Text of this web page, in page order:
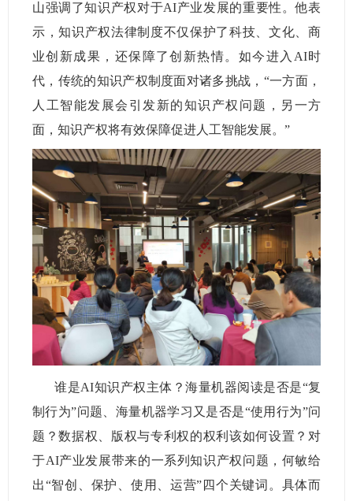
山强调了知识产权对于AI产业发展的重要性。他表
示，知识产权法律制度不仅保护了科技、文化、商
业创新成果，还保障了创新热情。如今进入 AI时
代，传统的知识产权制度面对诸多挑战，“一方面，
人工智能发展会引发新的知识产权问题，另一方
面，知识产权将有效保障促进人工智能发展。”
谁是AI知识产权主体？海量机器阅读是否是“复
制行为”问题、海量机器学习又是否是“使用行为”问
题？数据权、版权与专利权的权利该如何设置？对
于AI产业发展带来的一系列知识产权问题，何敏给
出“智创、保护、使用、运营”四个关键词。具体而